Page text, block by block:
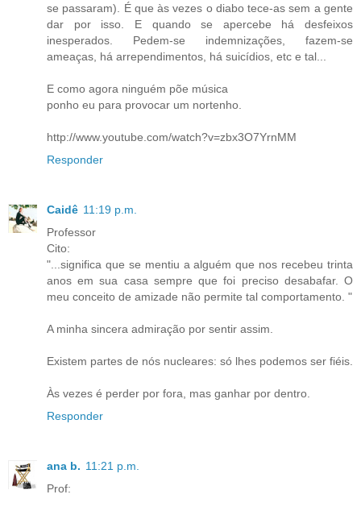
se passaram). É que às vezes o diabo tece-as sem a gente
dar por isso. E quando se apercebe há desfeixos
inesperados. Pedem-se indemnizações, fazem-se
ameaças, há arrependimentos, há suicídios, etc e tal...
E como agora ninguém põe música
ponho eu para provocar um nortenho.
http://www.youtube.com/watch?v=zbx3O7YrnMM
Responder
Caidê 11:19 p.m.
Professor
Cito:
"...significa que se mentiu a alguém que nos recebeu trinta
anos em sua casa sempre que foi preciso desabafar. O
meu conceito de amizade não permite tal comportamento. "
A minha sincera admiração por sentir assim.
Existem partes de nós nucleares: só lhes podemos ser fiéis.
Às vezes é perder por fora, mas ganhar por dentro.
Responder
ana b. 11:21 p.m.
Prof: